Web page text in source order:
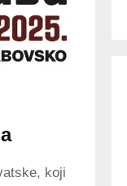
koji